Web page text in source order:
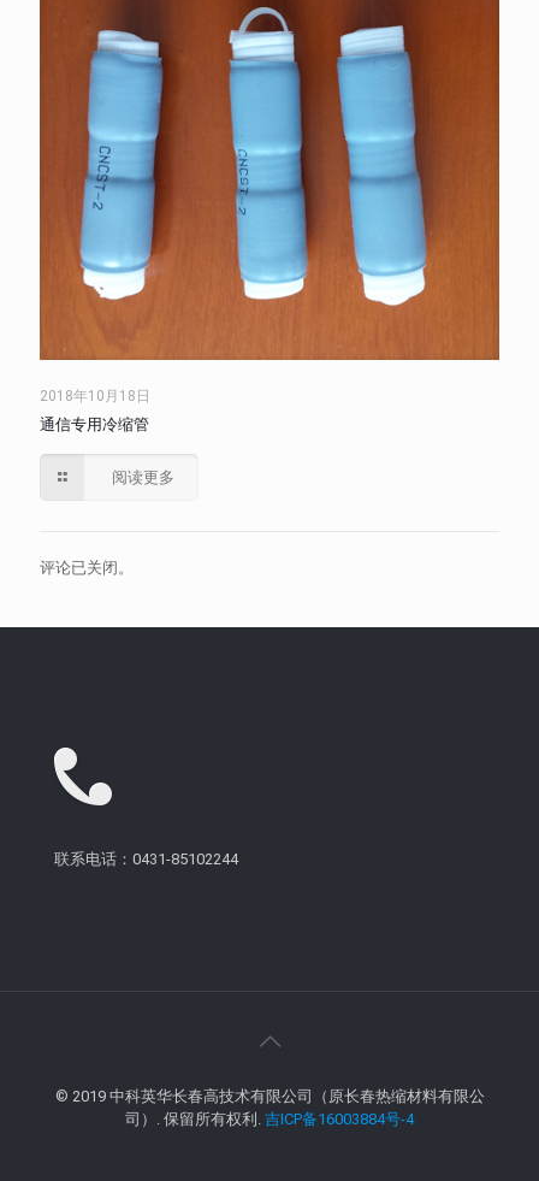
2018年10月18日
通信专用冷缩管
阅读更多
评论已关闭。
联系电话：0431-85102244
© 2019 中科英华长春高技术有限公司（原长春热缩材料有限公
司）. 保留所有权利. 吉ICP备16003884号-4